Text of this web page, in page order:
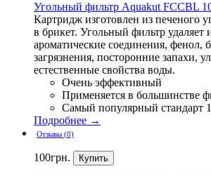
Угольный фильтр Aquakut FCCBL
Картридж изготовлен из печеного
в брикет. Угольный фильтр удаляет
ароматические соединения, фенол,
загрязнения, посторонние запахи,
естественные свойства воды.
Очень эффективный
Применяется в большинстве
Самый популярный стандарт
Подробнее →
Отзывы (0)
100грн.